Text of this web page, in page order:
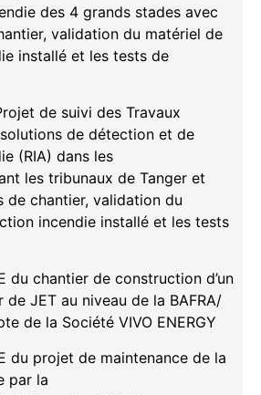
des 4 grands stades avec
validation du matériel de
installé et les tests de
de suivi des Travaux
de détection et de
(RIA) dans les
les tribunaux de Tanger et
de chantier, validation du
incendie installé et les tests
du chantier de construction d’un
de JET au niveau de la BAFRA/
de la Société VIVO ENERGY
du projet de maintenance de la
par la